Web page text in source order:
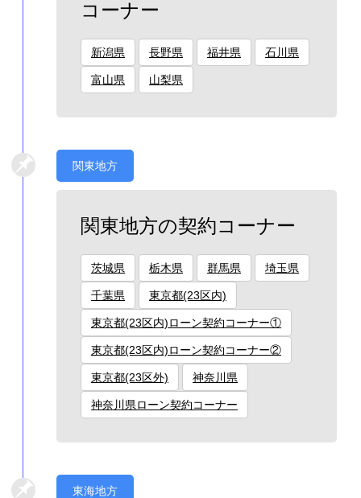
コーナー
新潟県 長野県 福井県 石川県
富山県 山梨県
関東地方
関東地方の契約コーナー
茨城県 栃木県 群馬県 埼玉県
千葉県 東京都(23区内)
東京都(23区内)ローン契約コーナー①
東京都(23区内)ローン契約コーナー②
東京都(23区外) 神奈川県
神奈川県ローン契約コーナー
東海地方